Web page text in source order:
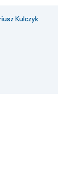
Kulczyk